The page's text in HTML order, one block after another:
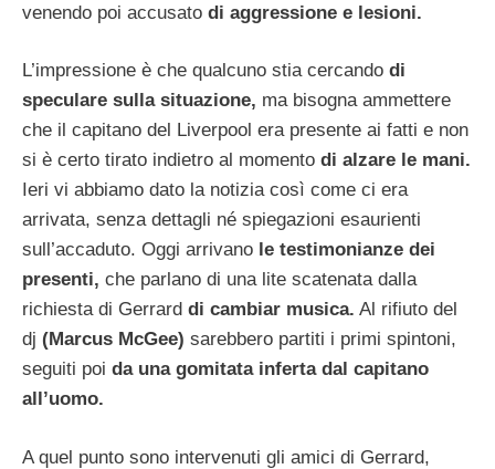
venendo poi accusato di aggressione e lesioni.
L’impressione è che qualcuno stia cercando di
speculare sulla situazione, ma bisogna ammettere
che il capitano del Liverpool era presente ai fatti e non
si è certo tirato indietro al momento di alzare le mani.
Ieri vi abbiamo dato la notizia così come ci era
arrivata, senza dettagli né spiegazioni esaurienti
sull’accaduto. Oggi arrivano le testimonianze dei
presenti, che parlano di una lite scatenata dalla
richiesta di Gerrard di cambiar musica. Al rifiuto del
dj (Marcus McGee) sarebbero partiti i primi spintoni,
seguiti poi da una gomitata inferta dal capitano
all’uomo.
A quel punto sono intervenuti gli amici di Gerrard,